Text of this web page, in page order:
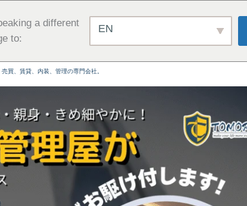
a different
to:
EN
買、賃貸、内装、管理の専門会社。